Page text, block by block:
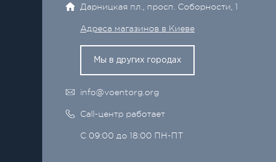
Дарницкая пл., просп. Соборности, 1
Адреса магазинов в Киеве
Мы в других городах
info@voentorg.org
Call-центр работает
С 09:00 до 18:00 ПН-ПТ